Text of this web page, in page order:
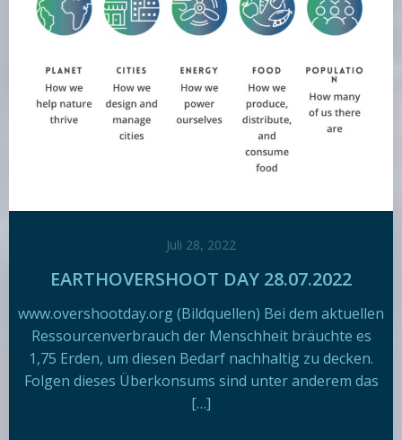
Juli 28, 2022
EARTHOVERSHOOT DAY 28.07.2022
www.overshootday.org (Bildquellen) Bei dem aktuellen
Ressourcenverbrauch der Menschheit bräuchte es
1,75 Erden, um diesen Bedarf nachhaltig zu decken.
Folgen dieses Überkonsums sind unter anderem das
[…]